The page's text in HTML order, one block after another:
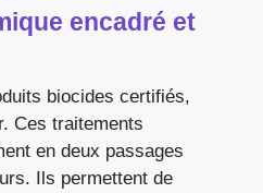
encadré et
biocides certifiés,
Ces traitements
en deux passages
Ils permettent de